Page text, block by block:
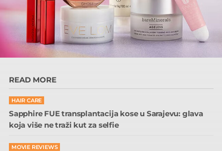
READ MORE
HAIR CARE
Sapphire FUE transplantacija kose u Sarajevu: glava
koja više ne traži kut za selfie
MOVIE REVIEWS